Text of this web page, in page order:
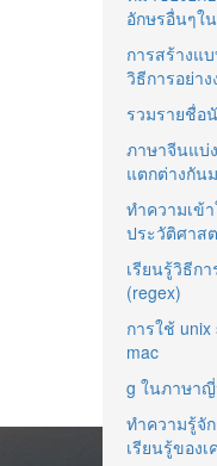
อักษรอื่นๆใ
การสร้างแ
วิธีการอย่า
รวมรายชื่อ
ภาษาจีนแบ่
แตกต่างกัน
ทำความเข้
ประวัติศาส
เรียนรู้วิธีก
(regex)
การใช้
mac
g ในภาษาญี่
ทำความรู้จั
เรียนรู้ของเ